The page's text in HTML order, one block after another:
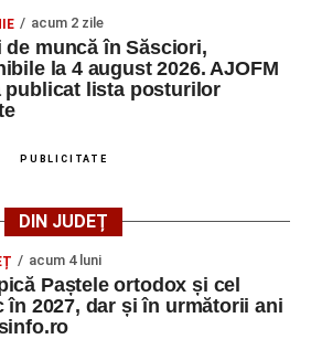
acum 2 zile
de muncă în Săsciori,
la 4 august 2026. AJOFM
publicat lista posturilor
PUBLICITATE
DIN JUDEȚ
acum 4 luni
Paștele ortodox și cel
în 2027, dar și în următorii ani